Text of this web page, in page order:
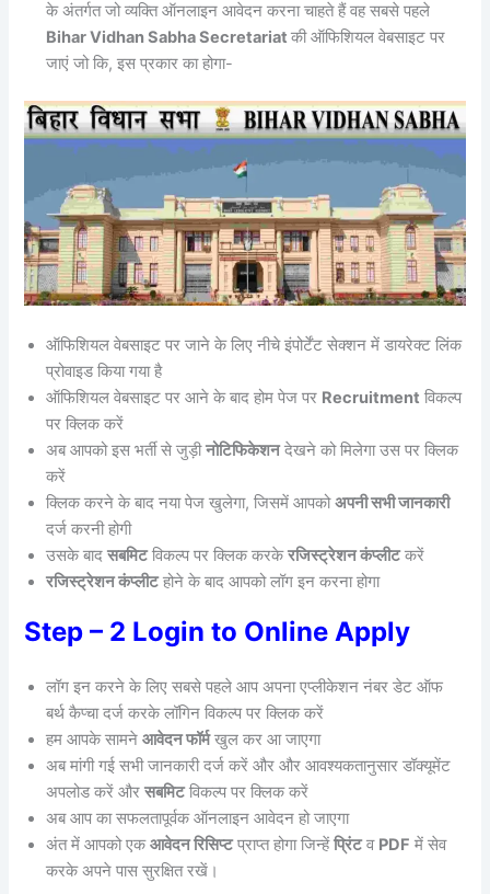
के अंतर्गत जो व्यक्ति ऑनलाइन आवेदन करना चाहते हैं वह सबसे पहले
Bihar Vidhan Sabha Secretariatकी ऑफिशियल वेबसाइट पर
जाएं जो कि, इस प्रकार का होगा-
ऑफिशियल वेबसाइट पर जाने के लिए नीचे इंपोर्टेंट सेक्शन में डायरेक्ट लिंक
प्रोवाइड किया गया है
ऑफिशियल वेबसाइट पर आने के बाद होम पेज पर Recruitment विकल्प
पर क्लिक करें
अब आपको इस भर्ती से जुड़ीनोटिफिकेशनदेखने को मिलेगा उस पर क्लिक
करें
क्लिक करने के बाद नया पेज खुलेगा, जिसमें आपकोअपनी सभी जानकारी
दर्ज करनी होगी
उसके बादसबमिटविकल्प पर क्लिक करकेरजिस्ट्रेशन कंप्लीटकरें
रजिस्ट्रेशन कंप्लीटहोने के बाद आपको लॉग इन करना होगा
Step – 2 Login to Online Apply
लॉग इन करने के लिए सबसे पहले आप अपना एप्लीकेशन नंबर डेट ऑफ
बर्थ कैप्चा दर्ज करके लॉगिन विकल्प पर क्लिक करें
हम आपके सामनेआवेदन फॉर्मखुल कर आ जाएगा
अब मांगी गई सभी जानकारी दर्ज करें और और आवश्यकतानुसार डॉक्यूमेंट
अपलोड करें औरसबमिटविकल्प पर क्लिक करें
अब आप का सफलतापूर्वक ऑनलाइन आवेदन हो जाएगा
अंत में आपको एकआवेदन रिसिप्टप्राप्त होगा जिन्हेंप्रिंटव PDF में सेव
करके अपने पास सुरक्षित रखें।